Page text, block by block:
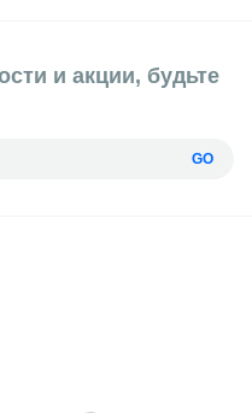
и акции, будьте
GO